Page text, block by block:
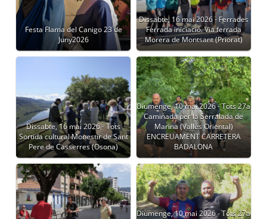
Festa Flama del Canigo 23 de
Juny2026
Dissabte, 16 mai 2026 - Ferrades
Ferrada iniciació. Via ferrada
Morera de Montsant (Priorat)
Dissabte, 16 mai 2026 - Tots
Sortida cultural Monestir de Sant
Pere de Casserres (Osona)
Diumenge, 10 mai 2026 - Tots 27a
Caminada per la Serralada de
Marina (Vallès Oriental)
ENCREUAMENT CARRETERA
BADALONA
Diumenge, 10 mai 2026 - Tots 27a